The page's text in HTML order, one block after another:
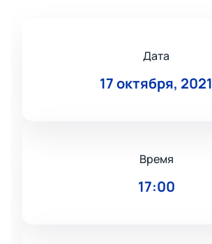
Дата
17 октября, 2021
Время
17:00